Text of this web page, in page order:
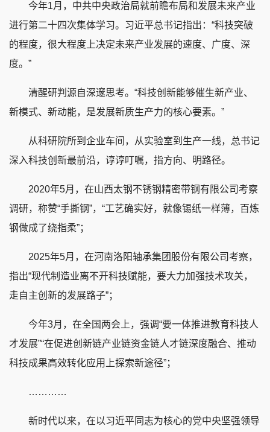
今年1月，中共中央政治局就前瞻布局和发展未来产业
进行第二十四次集体学习。习近平总书记指出：“科技突破
的程度，很大程度上决定未来产业发展的速度、广度、深
度。”
清醒研判源自深邃思考。“科技创新能够催生新产业、
新模式、新动能，是发展新质生产力的核心要素。”
从科研院所到企业车间，从实验室到生产一线，总书记
深入科技创新最前沿，谆谆叮嘱，指方向、明路径。
2020年5月，在山西太钢不锈钢精密带钢有限公司考察
调研，称赞“手撕钢”，“工艺确实好，就像锡纸一样薄，百炼
钢做成了绕指柔”；
2025年5月，在河南洛阳轴承集团股份有限公司考察，
指出“现代制造业离不开科技赋能，要大力加强技术攻关，
走自主创新的发展路子”；
今年3月，在全国两会上，强调“要一体推进教育科技人
才发展”“在促进创新链产业链资金链人才链深度融合、推动
科技成果高效转化应用上探索新途径”；
…………
新时代以来，在以习近平同志为核心的党中央坚强领导